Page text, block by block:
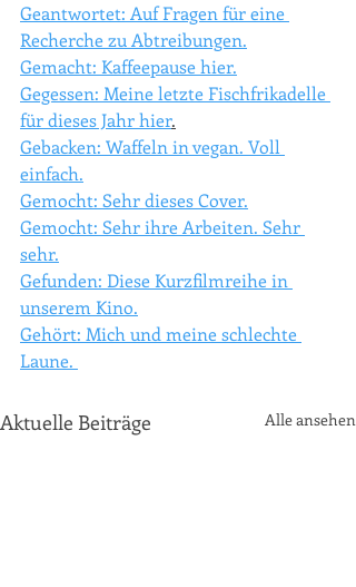
Geantwortet: Auf Fragen für eine
Recherche zu Abtreibungen.
Gemacht: Kaffeepause hier.
Gegessen: Meine letzte Fischfrikadelle
für dieses Jahr hier.
Gebacken: Waffeln in vegan. Voll
einfach.
Gemocht: Sehr dieses Cover.
Gemocht: Sehr ihre Arbeiten. Sehr
sehr.
Gefunden: Diese Kurzfilmreihe in
unserem Kino.
Gehört: Mich und meine schlechte
Laune.
Aktuelle Beiträge Alle ansehen